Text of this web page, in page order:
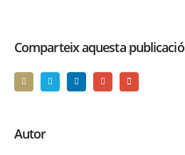
Comparteix aquesta publicació
Autor